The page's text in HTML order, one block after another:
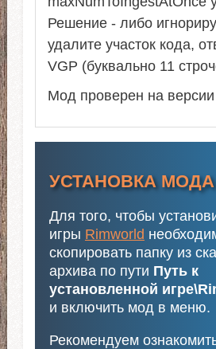
Решение - либо
удалите участок кода,
VGP (буквально 11
Мод проверен на
УСТАНОВКА МОДА
Для того, чтобы
игры Rimworld
скопировать папку из
архива по пути Путь к
установленной
и включить мод в меню.
Рекомендуем